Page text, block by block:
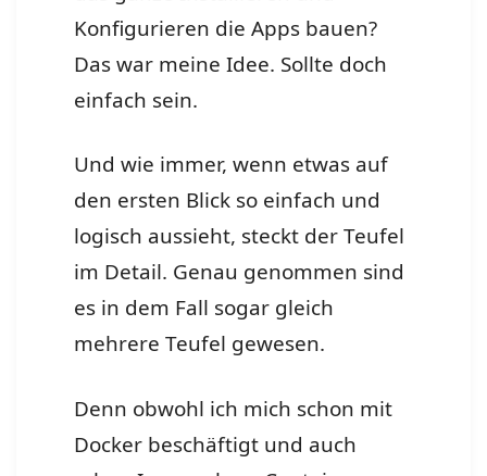
Konfigurieren die Apps bauen?
Das war meine Idee. Sollte doch
einfach sein.
Und wie immer, wenn etwas auf
den ersten Blick so einfach und
logisch aussieht, steckt der Teufel
im Detail. Genau genommen sind
es in dem Fall sogar gleich
mehrere Teufel gewesen.
Denn obwohl ich mich schon mit
Docker beschäftigt und auch